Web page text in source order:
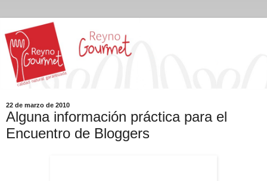
22 de marzo de 2010
Alguna información práctica para el
Encuentro de Bloggers